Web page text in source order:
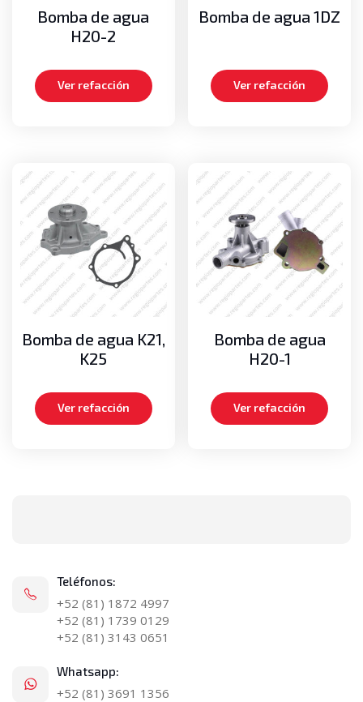
Bomba de agua
H20-2
Ver refacción
Bomba de agua 1DZ
Ver refacción
Bomba de agua K21,
K25
Ver refacción
Bomba de agua
H20-1
Ver refacción
Teléfonos:
+52 (81) 1872 4997
+52 (81) 1739 0129
+52 (81) 3143 0651
Whatsapp:
+52 (81) 3691 1356